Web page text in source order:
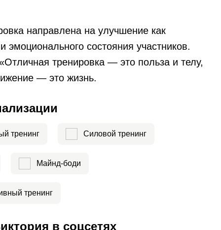
направлена на улучшение как
эмоционального состояния участников.
тренировка — это польза и телу,
— это жизнь.
тренинг Силовой тренинг
Майнд-боди
тренинг
в соцсетях